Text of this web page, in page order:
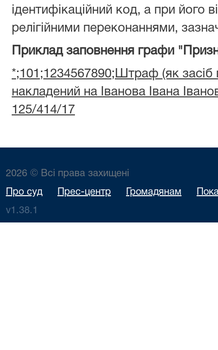
ідентифікаційний код, а при його
релігійними переконаннями,
Приклад заповнення графи
*;101;1234567890;Штраф (як засіб
накладений на Іванова Івана
125/414/17
2026 © Всі права захищені
Про суд Прес-центр Громадянам
v1.38.1